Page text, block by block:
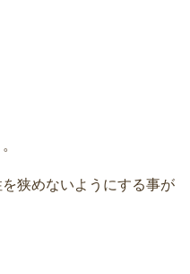
狭めないようにする事が